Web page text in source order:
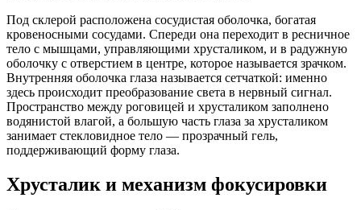
Под склерой расположена сосудистая оболочка, богатая
кровеносными сосудами. Спереди она переходит в ресничное
тело с мышцами, управляющими хрусталиком, и в радужную
оболочку с отверстием в центре, которое называется зрачком.
Внутренняя оболочка глаза называется сетчаткой: именно
здесь происходит преобразование света в нервный сигнал.
Пространство между роговицей и хрусталиком заполнено
водянистой влагой, а большую часть глаза за хрусталиком
занимает стекловидное тело — прозрачный гель,
поддерживающий форму глаза.
Хрусталик и механизм фокусировки